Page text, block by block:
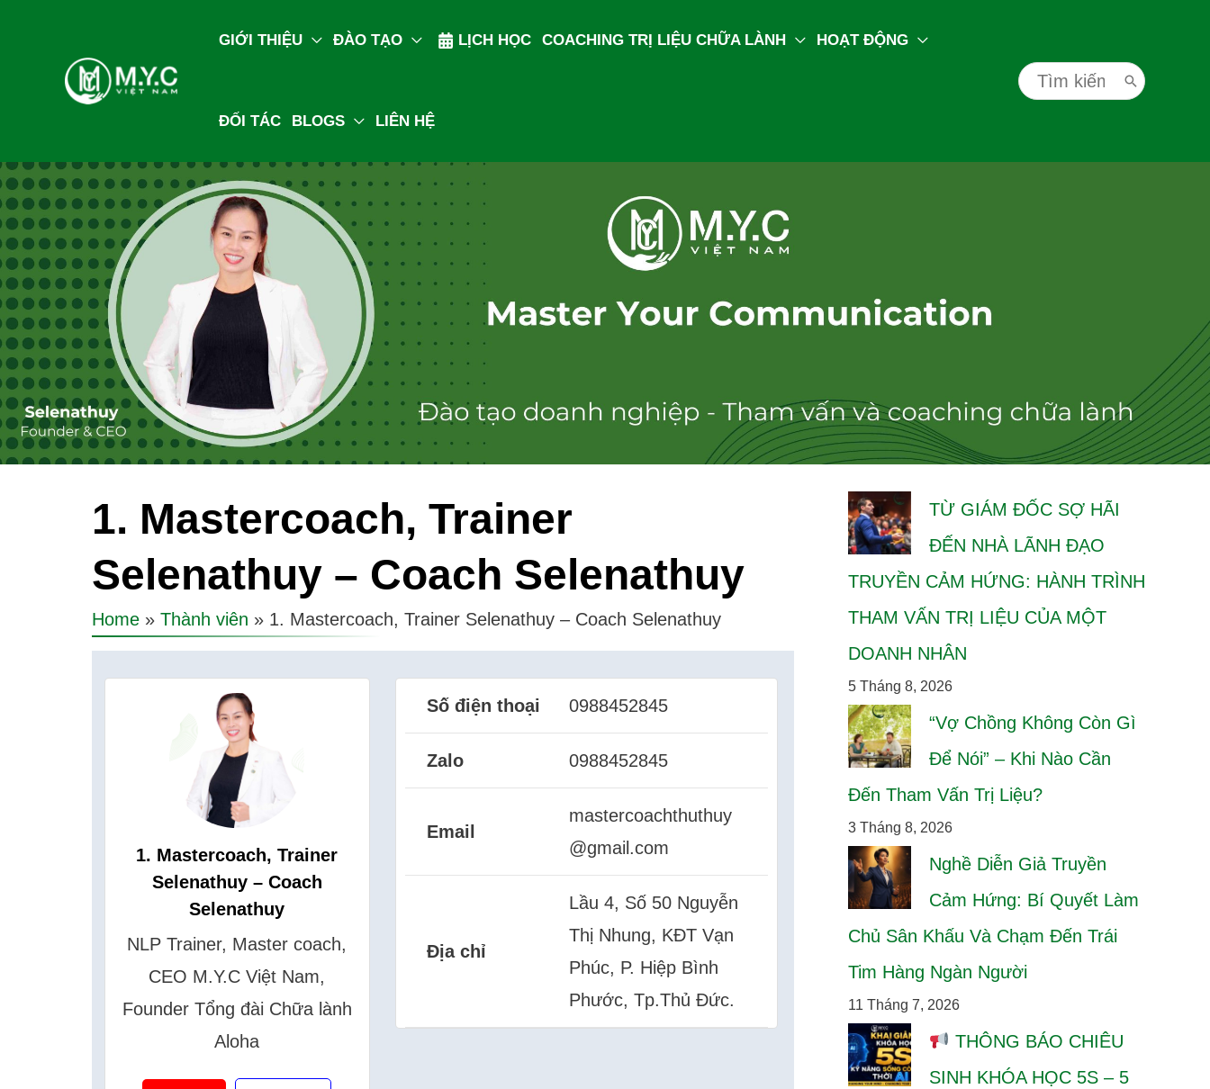
GIỚI THIỆU ĐÀO TẠO LỊCH HỌC COACHING TRỊ LIỆU CHỮA LÀNH HOẠT ĐỘNG
ĐỐI TÁC BLOGS LIÊN HỆ
1. Mastercoach, Trainer
Selenathuy – Coach Selenathuy
Home Thành viên 1. Mastercoach, Trainer Selenathuy – Coach Selenathuy
1. Mastercoach, Trainer
Selenathuy – Coach
Selenathuy
NLP Trainer, Master coach,
CEO M.Y.C Việt Nam,
Founder Tổng đài Chữa lành
Aloha
Số điện thoại 0988452845
Zalo 0988452845
Email
mastercoachthuthuy
@gmail.com
Địa chỉ
Lầu 4, Số 50 Nguyễn
Thị Nhung, KĐT Vạn
Phúc, P. Hiệp Bình
Phước, Tp.Thủ Đức.
TỪ GIÁM ĐỐC SỢ HÃI
ĐẾN NHÀ LÃNH ĐẠO
TRUYỀN CẢM HỨNG: HÀNH TRÌNH
THAM VẤN TRỊ LIỆU CỦA MỘT
DOANH NHÂN
5 Tháng 8, 2026
“Vợ Chồng Không Còn Gì
Để Nói” – Khi Nào Cần
Đến Tham Vấn Trị Liệu?
3 Tháng 8, 2026
Nghề Diễn Giả Truyền
Cảm Hứng: Bí Quyết Làm
Chủ Sân Khấu Và Chạm Đến Trái
Tim Hàng Ngàn Người
11 Tháng 7, 2026
THÔNG BÁO CHIÊU
SINH KHÓA HỌC 5S – 5